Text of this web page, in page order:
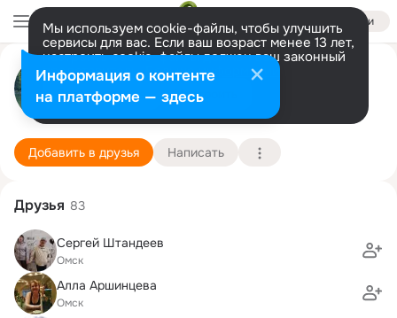
Войти
Мы используем cookie-файлы, чтобы улучшить
сервисы для вас. Если ваш возраст менее 13 лет,
настроить cookie-файлы должен ваш законный
представитель. Больше информации
Разрешить все Настроить
Владимир Иванов
Мюнхен 2 августа (53 года)
Подробнее
Добавить в друзья Написать
Друзья 83
Сергей Штандеев
Омск
Алла Аршинцева
Омск
Информация о контенте
на платформе — здесь